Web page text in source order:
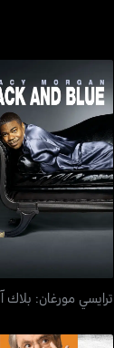
ترايسي مورغان: بلاك
ترايسي مورغان: بلاك